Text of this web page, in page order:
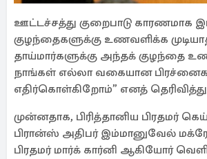
ஊட்டச்சத்து குறைபாடு காரணமாக
குழந்தைகளுக்கு உணவளிக்க
தாய்மார்களுக்கு அந்தக் குழந்தை
நாங்கள் எல்லா வகையான
எதிர்கொள்கிறோம்” எனத்
முன்னதாக, பிரித்தானிய பிரதமர்
பிரான்ஸ் அதிபர் இம்மானுவேல்
பிரதமர் மார்க் கார்னி ஆகியோர்